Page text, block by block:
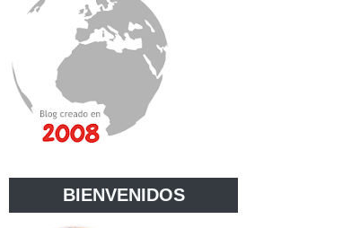
BIENVENIDOS